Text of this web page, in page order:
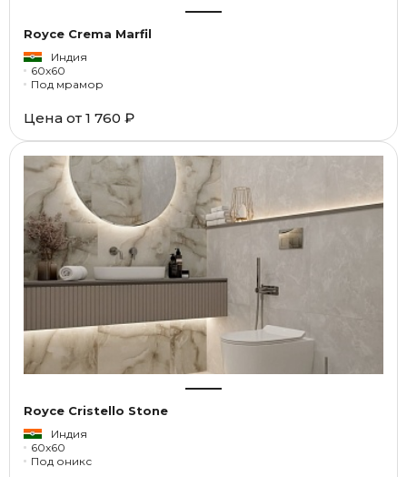
Royce Crema Marfil
Индия
60x60
Под мрамор
Цена от 1 760 ₽
Royce Cristello Stone
Индия
60x60
Под оникс